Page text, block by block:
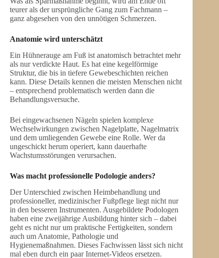
teurer als der ursprüngliche Gang zum Fachmann –
ganz abgesehen von den unnötigen Schmerzen.
Anatomie wird unterschätzt
Ein Hühnerauge am Fuß ist anatomisch betrachtet mehr
als nur verdickte Haut. Es hat eine kegelförmige
Struktur, die bis in tiefere Gewebeschichten reichen
kann. Diese Details kennen die meisten Menschen nicht
– entsprechend problematisch werden dann die
Behandlungsversuche.
Bei eingewachsenen Nägeln spielen komplexe
Wechselwirkungen zwischen Nagelplatte, Nagelmatrix
und dem umliegenden Gewebe eine Rolle. Wer da
ungeschickt herum operiert, kann dauerhafte
Wachstumsstörungen verursachen.
Was macht professionelle Podologie anders?
Der Unterschied zwischen Heimbehandlung und
professioneller, medizinischer Fußpflege liegt nicht nur
in den besseren Instrumenten. Ausgebildete Podologen
haben eine zweijährige Ausbildung hinter sich – dabei
geht es nicht nur um praktische Fertigkeiten, sondern
auch um Anatomie, Pathologie und
Hygienemaßnahmen. Dieses Fachwissen lässt sich nicht
mal eben durch ein paar Internet-Videos ersetzen.